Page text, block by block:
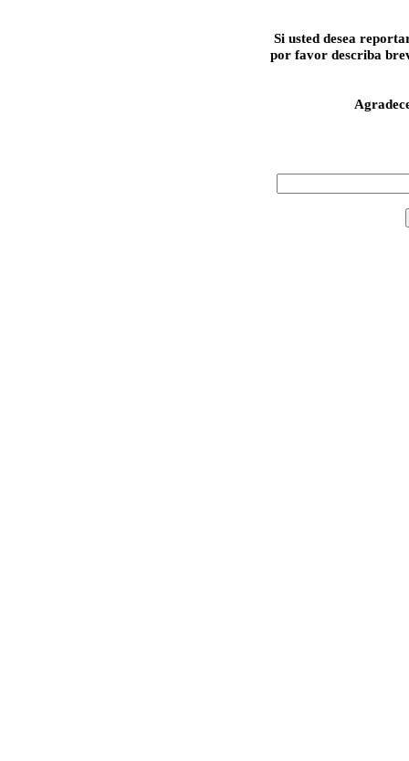
Si usted desea
por favor describa